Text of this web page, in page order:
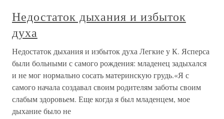
Недостаток дыхания и избыток
духа
Недостаток дыхания и избыток духа Легкие у К. Ясперса
были больными с самого рождения: младенец задыхался
и не мог нормально сосать материнскую грудь.«Я с
самого начала создавал своим родителям заботы своим
слабым здоровьем. Еще когда я был младенцем, мое
дыхание было не